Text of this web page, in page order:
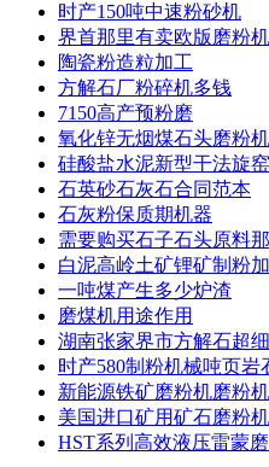
时产150吨中速粉砂机
界首那里有卖欧版磨粉
陶瓷粉造粒加工
方解石厂粉碎机多钱
7150高产预粉磨
氧化锌无烟煤石头磨粉机
硅酸盐水泥新型干法旋窑
石英砂石灰石合同范本
石灰粉保质期机器
需要购买石子石头原料
白泥高岭土矿锂矿制粉
一吨煤产生多少炉渣
磨煤机用途作用
湖南张家界市方解石超
时产580制粉机械吨页岩
新能源铁矿磨粉机磨粉
美国进口矿用矿石磨粉机
HST系列高效液压雷蒙